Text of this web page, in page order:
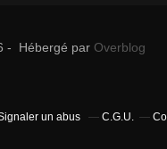
- Hébergé par Overblog
un abus C.G.U.